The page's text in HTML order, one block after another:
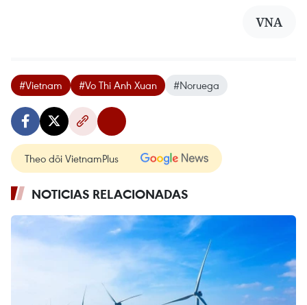
VNA
#Vietnam #Vo Thi Anh Xuan #Noruega
Theo dõi VietnamPlus
NOTICIAS RELACIONADAS